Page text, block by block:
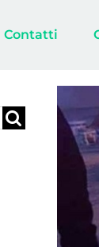
Contatti